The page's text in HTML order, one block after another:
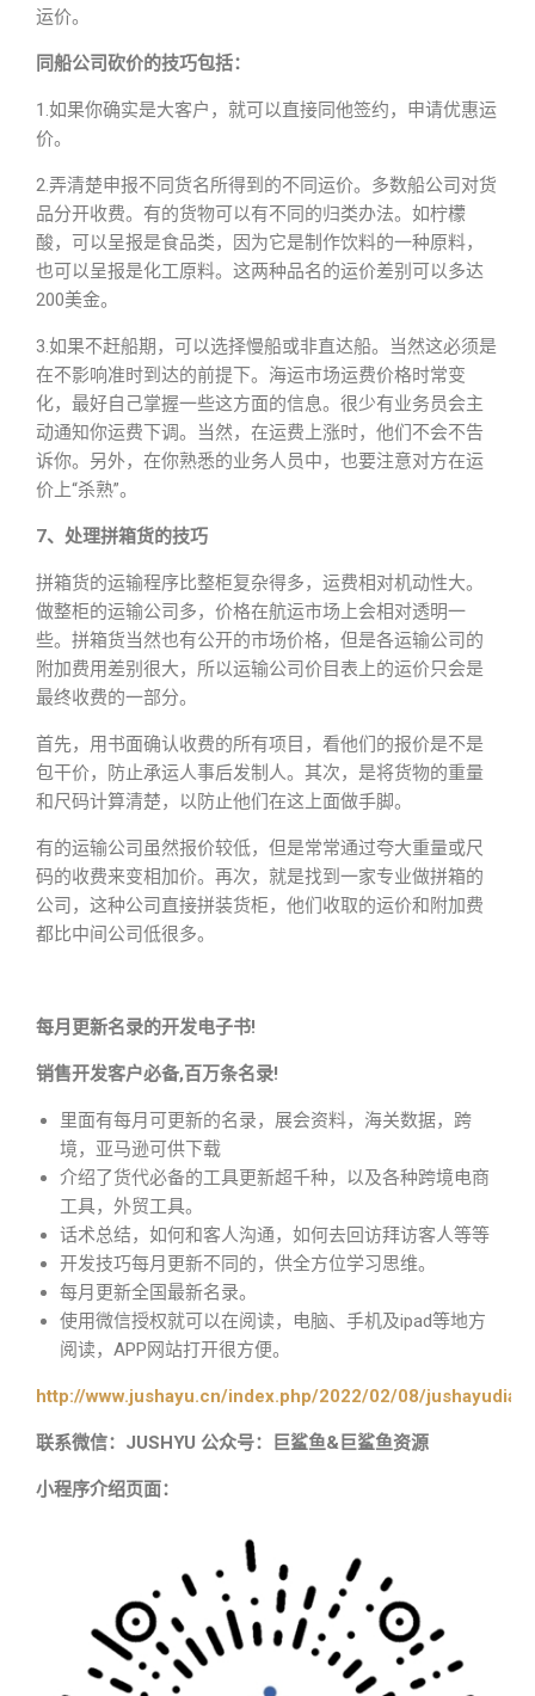
运价。
同船公司砍价的技巧包括：
1.如果你确实是大客户，就可以直接同他签约，申请优惠运
价。
2.弄清楚申报不同货名所得到的不同运价。多数船公司对货
品分开收费。有的货物可以有不同的归类办法。如柠檬
酸，可以呈报是食品类，因为它是制作饮料的一种原料，
也可以呈报是化工原料。这两种品名的运价差别可以多达
200美金。
3.如果不赶船期，可以选择慢船或非直达船。当然这必须是
在不影响准时到达的前提下。海运市场运费价格时常变
化，最好自己掌握一些这方面的信息。很少有业务员会主
动通知你运费下调。当然，在运费上涨时，他们不会不告
诉你。另外，在你熟悉的业务人员中，也要注意对方在运
价上“杀熟”。
7、处理拼箱货的技巧
拼箱货的运输程序比整柜复杂得多，运费相对机动性大。
做整柜的运输公司多，价格在航运市场上会相对透明一
些。拼箱货当然也有公开的市场价格，但是各运输公司的
附加费用差别很大，所以运输公司价目表上的运价只会是
最终收费的一部分。
首先，用书面确认收费的所有项目，看他们的报价是不是
包干价，防止承运人事后发制人。其次，是将货物的重量
和尺码计算清楚，以防止他们在这上面做手脚。
有的运输公司虽然报价较低，但是常常通过夸大重量或尺
码的收费来变相加价。再次，就是找到一家专业做拼箱的
公司，这种公司直接拼装货柜，他们收取的运价和附加费
都比中间公司低很多。
每月更新名录的开发电子书!
销售开发客户必备,百万条名录!
里面有每月可更新的名录，展会资料，海关数据，跨
境，亚马逊可供下载
介绍了货代必备的工具更新超千种，以及各种跨境电商
工具，外贸工具。
话术总结，如何和客人沟通，如何去回访拜访客人等等
开发技巧每月更新不同的，供全方位学习思维。
每月更新全国最新名录。
使用微信授权就可以在阅读，电脑、手机及ipad等地方
阅读，APP网站打开很方便。
http://www.jushayu.cn/index.php/2022/02/08/
联系微信：JUSHYU 公众号：巨鲨鱼&巨鲨鱼资源
小程序介绍页面：